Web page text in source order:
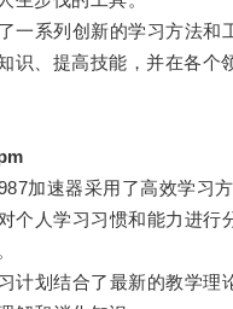
系列创新的学习方法和
识、提高技能，并在各个
加速器采用了高效学习方
人学习习惯和能力进行
划结合了最新的教学理